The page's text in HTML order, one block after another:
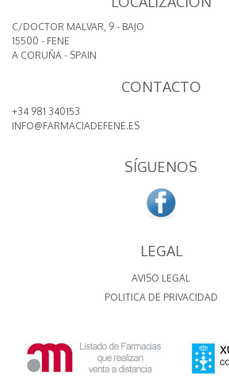
C/DOCTOR MALVAR, 9 - BAJO
15500 - FENE
A CORUÑA - SPAIN
CONTACTO
+34 981 340153
INFO@FARMACIADEFENE.ES
SÍGUENOS
LEGAL
AVISO LEGAL
POLITICA DE PRIVACIDAD